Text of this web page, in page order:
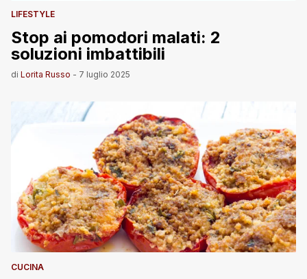
LIFESTYLE
Stop ai pomodori malati: 2
soluzioni imbattibili
di Lorita Russo - 7 luglio 2025
CUCINA